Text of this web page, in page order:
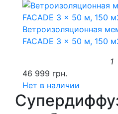
Ветроизоляционная
FACADE 3 x 50 м, 150
1
46 999 грн.
Нет в наличии